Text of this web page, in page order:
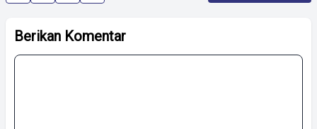
Berikan Komentar